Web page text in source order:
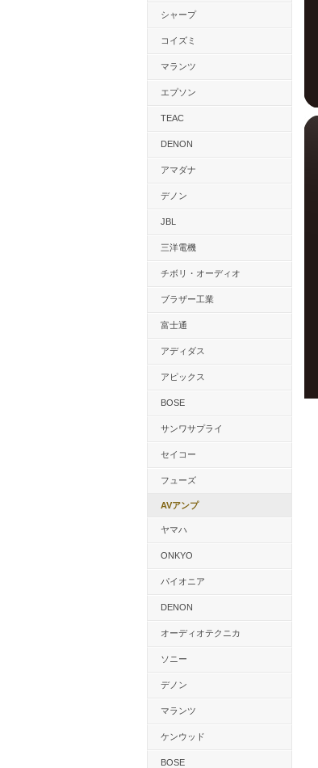
シャープ
コイズミ
マランツ
エプソン
TEAC
DENON
アマダナ
デノン
JBL
三洋電機
チボリ・オーディオ
ブラザー工業
富士通
アディダス
アピックス
BOSE
サンワサプライ
セイコー
フューズ
AVアンプ
ヤマハ
ONKYO
パイオニア
DENON
オーディオテクニカ
ソニー
デノン
マランツ
ケンウッド
BOSE